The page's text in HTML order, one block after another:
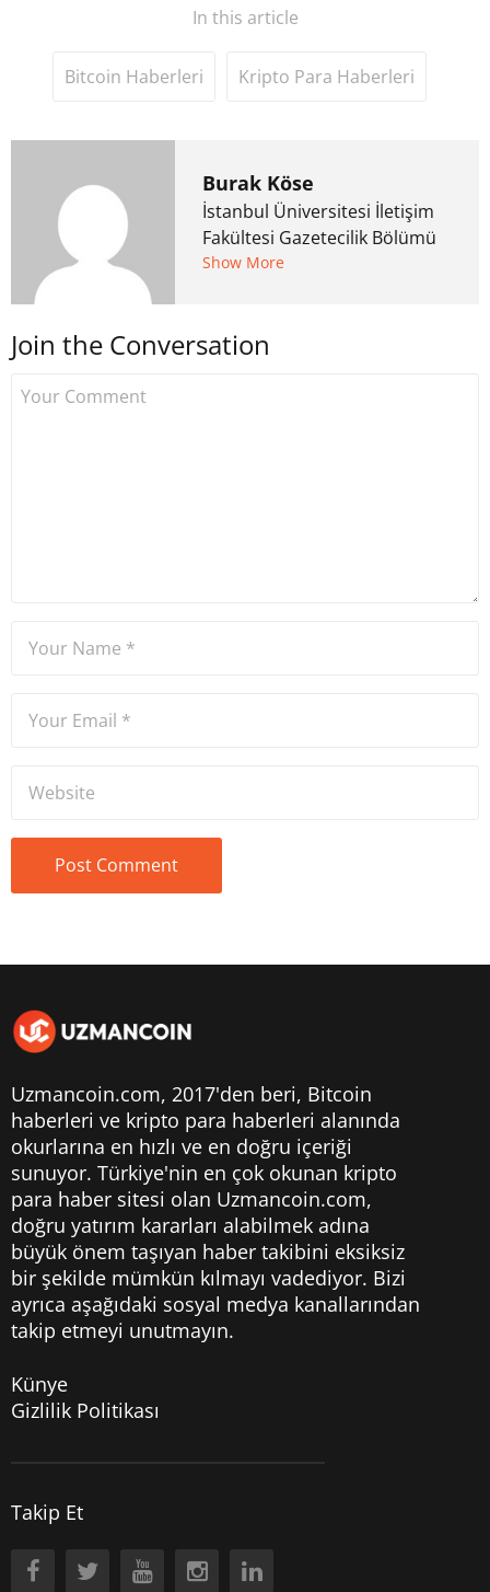
In this article
Bitcoin Haberleri Kripto Para Haberleri
Burak Köse
İstanbul Üniversitesi İletişim
Fakültesi Gazetecilik Bölümü
mezunu. 6 yıl ana akım
kurdu. 2017'nin Mayıs ayından
Show More
Join the Conversation
Uzmancoin.com, 2017'den beri, Bitcoin
haberleri ve kripto para haberleri alanında
okurlarına en hızlı ve en doğru içeriği
sunuyor. Türkiye'nin en çok okunan kripto
para haber sitesi olan Uzmancoin.com,
doğru yatırım kararları alabilmek adına
büyük önem taşıyan haber takibini eksiksiz
bir şekilde mümkün kılmayı vadediyor. Bizi
ayrıca aşağıdaki sosyal medya kanallarından
takip etmeyi unutmayın.
Künye
Gizlilik Politikası
Takip Et